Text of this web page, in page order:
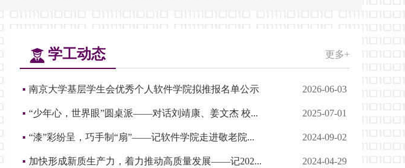
学工动态 更多+
南京大学基层学生会优秀个人软件学院拟推报名单公示 2026-06-03
“少年心，世界眼”圆桌派——对话刘靖康、姜文杰 校... 2025-07-01
“漆”彩纷呈，巧手制“扇”——记软件学院走进敬老院... 2024-09-02
加快形成新质生产力，着力推动高质量发展——记202... 2024-04-29